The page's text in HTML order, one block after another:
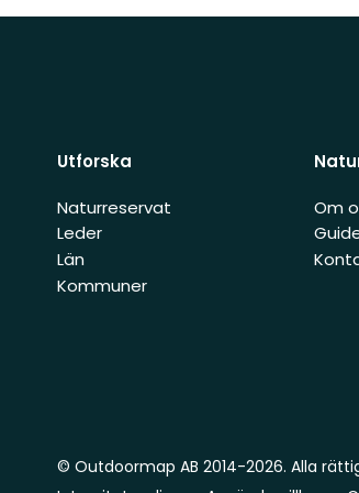
Utforska
Naturreservat
Leder
Län
Kommuner
Om
© Outdoormap AB 2014-2026. Alla